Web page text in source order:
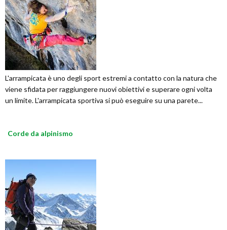
L'arrampicata è uno degli sport estremi a contatto con la natura che
viene sfidata per raggiungere nuovi obiettivi e superare ogni volta
un limite. L'arrampicata sportiva si può eseguire su una parete...
Corde da alpinismo